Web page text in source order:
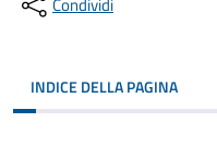
INDICE DELLA PAGINA